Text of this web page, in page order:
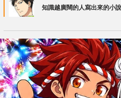
知識越廣闊的人寫出來的小